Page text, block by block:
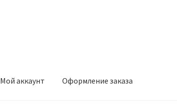
Мой аккаунт Оформление заказа